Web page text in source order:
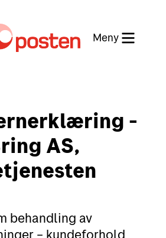
Lukk
Meny
-
AS,
behandling av
– kundeforhold